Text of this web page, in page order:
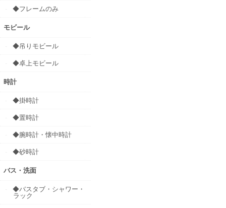
◆フレームのみ
モビール
◆吊りモビール
◆卓上モビール
時計
◆掛時計
◆置時計
◆腕時計・懐中時計
◆砂時計
バス・洗面
◆バスタブ・シャワー・
ラック